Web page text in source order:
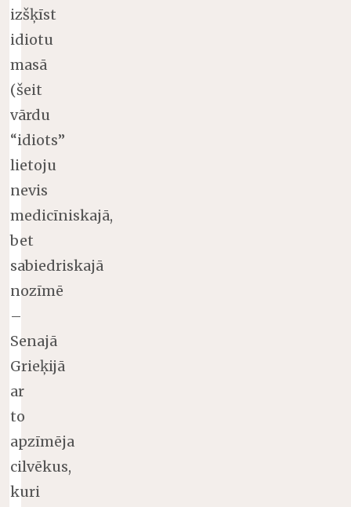
izšķīst
idiotu
masā
(šeit
vārdu
“idiots”
lietoju
nevis
medicīniskajā,
bet
sabiedriskajā
nozīmē
–
Senajā
Grieķijā
ar
to
apzīmēja
cilvēkus,
kuri